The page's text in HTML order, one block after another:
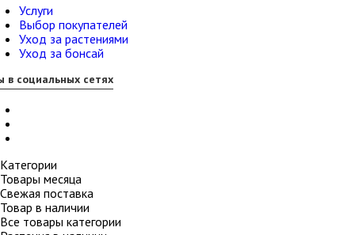
Услуги
Выбор покупателей
Уход за растениями
Уход за бонсай
в социальных сетях
Категории
Товары месяца
Свежая поставка
Товар в наличии
Все товары категории